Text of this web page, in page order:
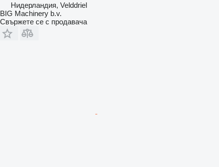
Нидерландия, Velddriel
BIG Machinery b.v.
Свържете се с продавача